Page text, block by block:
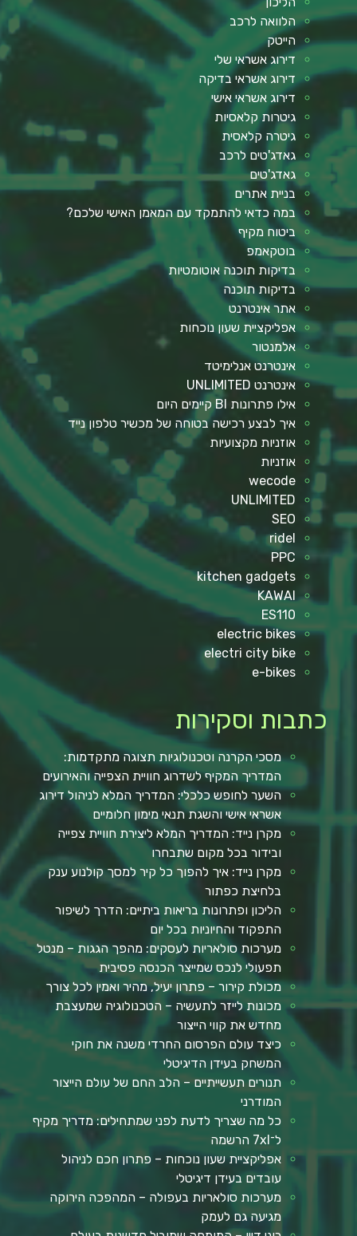
הלוואה לרכב
הייטק
דירוג אשראי שלי
דירוג אשראי בדיקה
דירוג אשראי אישי
גיטרות קלאסיות
גיטרה קלאסית
גאדג'טים לרכב
גאדג'טים
בניית אתרים
במה כדאי להתמקד עם המאמן האישי שלכם?
ביטוח מקיף
בוטקאמפ
בדיקות תוכנה אוטומטיות
בדיקות תוכנה
אתר אינטרנט
אפליקציית שעון נוכחות
אלמנטור
אינטרנט אנלימיטד
אינטרנט UNLIMITED
אילו פתרונות BI קיימים היום
איך לבצע רכישה בטוחה של מכשיר טלפון נייד
אוזניות מקצועיות
אוזניות
wecode
UNLIMITED
SEO
ridel
PPC
kitchen gadgets
KAWAI
ES110
electric bikes
electri city bike
e-bikes
כתבות וסקירות
מסכי הקרנה וטכנולוגיות תצוגה מתקדמות:
המדריך המקיף לשדרוג חוויית הצפייה והאירועים
השער לחופש כלכלי: המדריך המלא לניהול דירוג
אשראי אישי והשגת תנאי מימון חלומיים
מקרן נייד: המדריך המלא ליצירת חוויית צפייה
ובידור בכל מקום שתבחרו
מקרן נייד: איך להפוך כל קיר למסך קולנוע ענק
בלחיצת כפתור
הליכון ופתרונות בריאות ביתיים: הדרך לשיפור
התפקוד והחיוניות בכל יום
מערכות סולאריות לעסקים: מהפך הגגות – מנטל
תפעולי לנכס שמייצר הכנסה פסיבית
מכולת קירור – פתרון יעיל, מהיר ואמין לכל צורך
מכונות לייזר לתעשיה – הטכנולוגיה שמעצבת
מחדש את קווי הייצור
כיצד עולם הפרסום החרדי משנה את חוקי
המשחק בעידן הדיגיטלי
תנורים תעשייתיים – הלב החם של עולם הייצור
המודרני
כל מה שצריך לדעת לפני שמתחילים: מדריך מקיף
ל־7xl הרשמה
אפליקציית שעון נוכחות – פתרון חכם לניהול
עובדים בעידן דיגיטלי
מערכות סולאריות בעפולה – המהפכה הירוקה
מגיעה גם לעמק